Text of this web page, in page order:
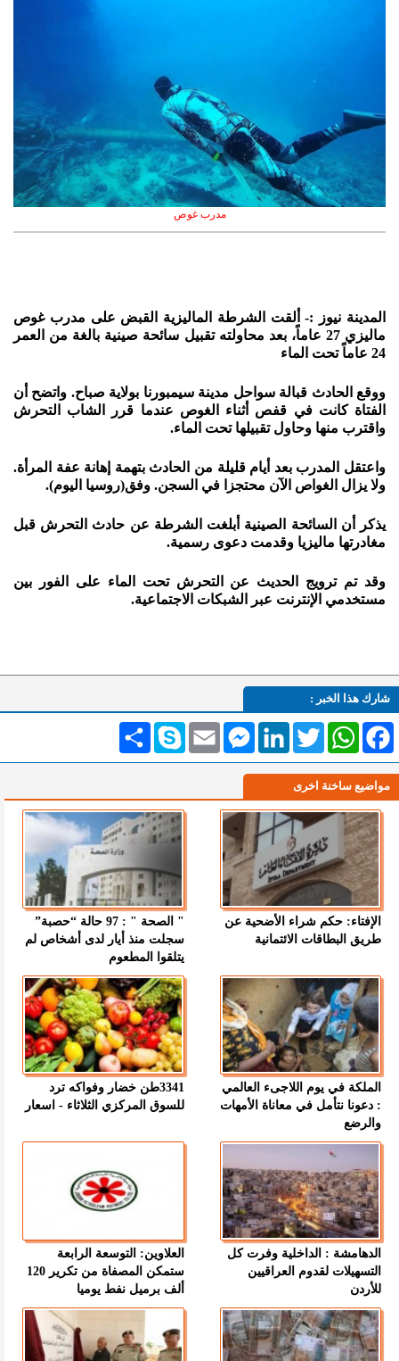
مدرب غوص
المدينة نيوز :- ألقت الشرطة الماليزية القبض على مدرب غوص
ماليزي 27 عاماً، بعد محاولته تقبيل سائحة صينية بالغة من العمر
24 عاماً تحت الماء
ووقع الحادث قبالة سواحل مدينة سيمبورنا بولاية صباح. واتضح أن
الفتاة كانت في قفص أثناء الغوص عندما قرر الشاب التحرش
واقترب منها وحاول تقبيلها تحت الماء.
واعتقل المدرب بعد أيام قليلة من الحادث بتهمة إهانة عفة المرأة.
ولا يزال الغواص الآن محتجزا في السجن. وفق(روسيا اليوم).
يذكر أن السائحة الصينية أبلغت الشرطة عن حادث التحرش قبل
مغادرتها ماليزيا وقدمت دعوى رسمية.
وقد تم ترويج الحديث عن التحرش تحت الماء على الفور بين
مستخدمي الإنترنت عبر الشبكات الاجتماعية.
شارك هذا الخبر :
انشر Skype Email
MessengerLinkedInTwitterWhatsAppFacebook
مواضيع ساخنة اخرى
الإفتاء: حكم شراء الأضحية عن
طريق البطاقات الائتمانية
" الصحة " : 97 حالة “حصبة”
سجلت منذ أيار لدى أشخاص لم
يتلقوا المطعوم
الملكة في يوم اللاجىء العالمي
: دعونا نتأمل في معاناة الأمهات
والرضع
3341طن خضار وفواكه ترد
للسوق المركزي الثلاثاء - اسعار
الدهامشة : الداخلية وفرت كل
التسهيلات لقدوم العراقيين
للأردن
العلاوين: التوسعة الرابعة
ستمكن المصفاة من تكرير 120
ألف برميل نفط يوميا